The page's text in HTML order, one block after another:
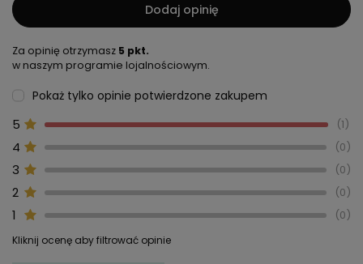
Dodaj opinię
Za opinię otrzymasz 5 pkt.
w naszym programie lojalnościowym.
Pokaż tylko opinie potwierdzone zakupem
5 1
4 0
3 0
2 0
1 0
Kliknij ocenę aby filtrować opinie